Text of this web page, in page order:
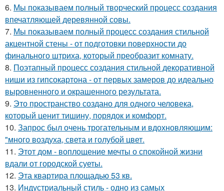
6. Мы показываем полный творческий процесс создания
впечатляющей деревянной совы.
7. Мы показываем полный процесс создания стильной
акцентной стены - от подготовки поверхности до
финального штриха, который преобразит комнату.
8. Поэтапный процесс создания стильной декоративной
ниши из гипсокартона - от первых замеров до идеально
выровненного и окрашенного результата.
9. Это пространство создано для одного человека,
который ценит тишину, порядок и комфорт.
10. Запрос был очень трогательным и вдохновляющим:
"много воздуха, света и голубой цвет.
11. Этот дом - воплощение мечты о спокойной жизни
вдали от городской суеты.
12. Эта квартира площадью 53 кв.
13. Индустриальный стиль - одно из самых